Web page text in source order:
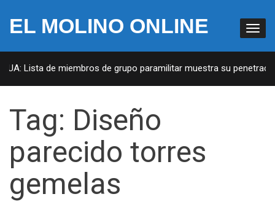
EL MOLINO ONLINE
Lista de miembros de grupo paramilitar muestra su
Tag: Diseño
parecido torres
gemelas